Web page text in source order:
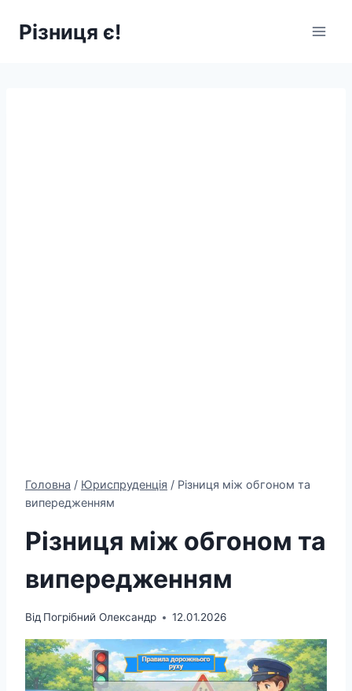
Різниця є!
Головна / Юриспруденція / Різниця між обгоном та
випередженням
Різниця між обгоном та
випередженням
Від Погрібний Олександр 12.01.2026